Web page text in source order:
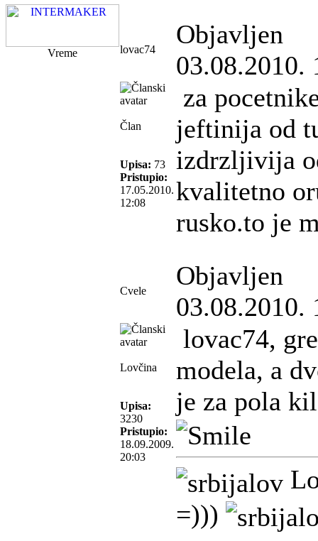
Vreme lovac74
Objavljen
03.08.2010.
Član
Upisa: 73
Pristupio:
17.05.2010.
12:08
za
jeftinija od
izdrzljivija
kvalitetno
rusko.to je
Cvele
Objavljen
03.08.2010.
Lovčina
Upisa:
3230
Pristupio:
18.09.2009.
20:03
lovac74,
modela, a
je za pola
=)))